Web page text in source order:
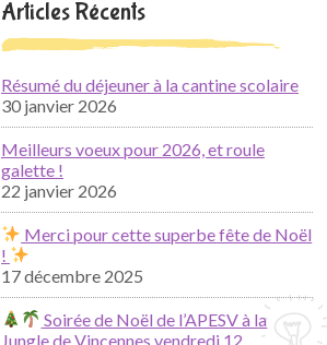
Articles Récents
Résumé du déjeuner à la cantine scolaire
30 janvier 2026
Meilleurs voeux pour 2026, et roule
galette !
22 janvier 2026
Merci pour cette superbe fête de Noël
!
17 décembre 2025
Soirée de Noël de l’APESV à la
Jungle de Vincennes vendredi 12